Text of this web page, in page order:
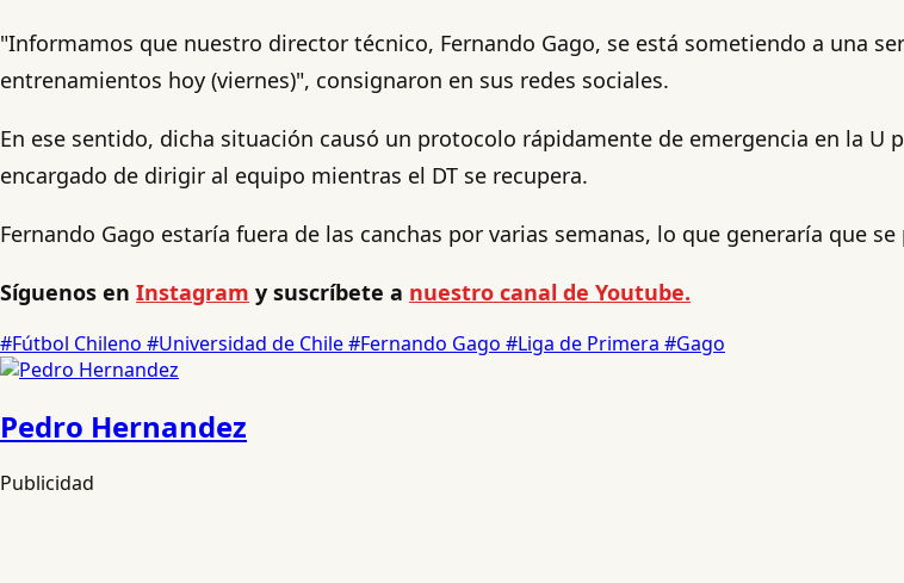
"Informamos que nuestro director técnico, Fernando Gago, se está sometiendo a una
entrenamientos hoy (viernes)", consignaron en sus redes sociales.
En ese sentido, dicha situación causó un protocolo rápidamente de emergencia en la U
encargado de dirigir al equipo mientras el DT se recupera.
Fernando Gago estaría fuera de las canchas por varias semanas, lo que generaría que
Síguenos en Instagram y suscríbete a nuestro canal de Youtube.
#Fútbol Chileno #Universidad de Chile#Fernando Gago #Liga de Primera #Gago
Pedro Hernandez
Publicidad